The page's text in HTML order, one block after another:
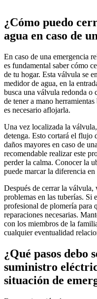
¿Cómo puedo
agua en caso de
En caso de una emergencia
es fundamental saber cómo
de tu hogar. Esta válvula se
medidor de agua, en la
busca una válvula redonda o
de tener a mano
es necesario aflojarla.
Una vez localizada la
detenga. Esto cortará el flujo
daños mayores en caso de
recomendable realizar este
perder la calma. Conocer la
puede marcar la diferencia
Después de cerrar la
problemas en las tuberías. Si
profesional de plomería para
reparaciones necesarias.
con los miembros de la
cualquier eventualidad
¿Qué pasos debo
suministro
situación de